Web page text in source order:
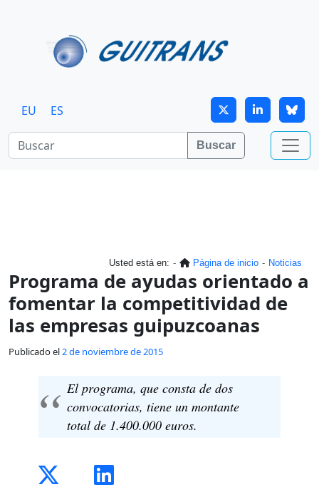
EU ES
Buscar
Usted está en: Página de inicio Noticias
Programa de ayudas orientado a
fomentar la competitividad de
las empresas guipuzcoanas
Publicado el2 de noviembre de 2015
El programa, que consta de dos
convocatorias, tiene un montante
total de 1.400.000 euros.